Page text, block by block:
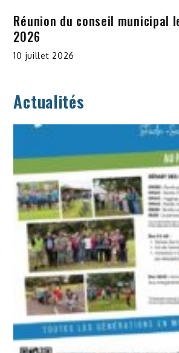
Réunion du conseil municipal
2026
10 juillet 2026
Actualités